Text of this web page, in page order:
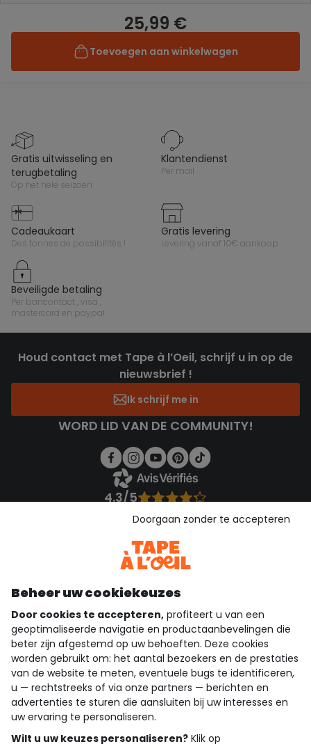
25,99 €
Toevoegen aan winkelwagen
gratis uitwisseling en
terugbetaling
op het hele seizoen
klantendienst
per mail
cadeaukaart
des tonnes de possibilités !
gratis levering
levering vanaf 10€ aankoop
beveiligde betaling
per bancontact , visa ,
mastercard en paypal
Houd contact met Tape à l’Oeil, schrijf u in op de
nieuwsbrief !
Ik schrijf me in
WORD LID VAN DE COMMUNITY!
4.3/5
Bekijk de vertrouwensverklaring
Download onze applicatie
Ontdek onze applicatie
wie zijn we?
hulp nodig
loyalty club
onze catalogus
Beheer uw cookiekeuzes
Door cookies te accepteren, profiteert u van een
geoptimaliseerde navigatie en productaanbevelingen die
beter zijn afgestemd op uw behoeften. Deze cookies
worden gebruikt om: het aantal bezoekers en de prestaties
van de website te meten, eventuele bugs te identificeren,
u — rechtstreeks of via onze partners — berichten en
advertenties te sturen die aansluiten bij uw interesses en
uw ervaring te personaliseren.
Wilt u uw keuzes personaliseren? Klik op
Doorgaan zonder te accepteren